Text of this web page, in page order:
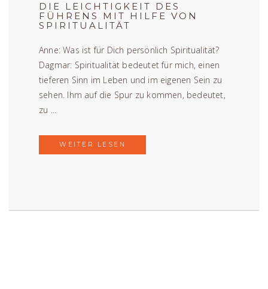
DIE LEICHTIGKEIT DES
FÜHRENS MIT HILFE VON
SPIRITUALITÄT
Anne: Was ist für Dich persönlich Spiritualität?
Dagmar: Spiritualität bedeutet für mich, einen
tieferen Sinn im Leben und im eigenen Sein zu
sehen. Ihm auf die Spur zu kommen, bedeutet,
zu ...
WEITER LESEN